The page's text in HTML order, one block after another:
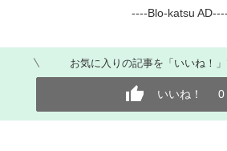
----Blo-katsu AD----
お気に入りの記事を「いいね！
いいね！ 0